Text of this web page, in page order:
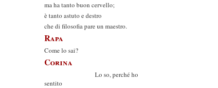
ma ha tanto buon cervello;
è tanto astuto e destro
che di filosofia pare un maestro.
Rapa
Come lo sai?
Corina
Lo so, perché ho
sentito